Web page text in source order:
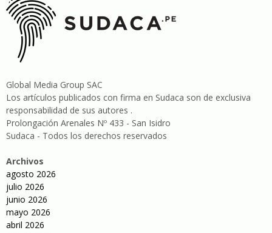
Global Media Group SAC
Los artículos publicados con firma en Sudaca son de exclusiva
responsabilidad de sus autores .
Prolongación Arenales Nº 433 - San Isidro
Sudaca - Todos los derechos reservados
Archivos
agosto 2026
julio 2026
junio 2026
mayo 2026
abril 2026